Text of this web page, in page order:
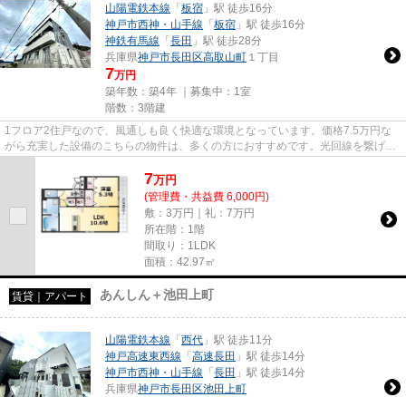
山陽電鉄本線 「 板宿 」駅 徒歩16分
神戸市西神・山手線 「 板宿 」駅 徒歩16分
神鉄有馬線 「 長田 」駅 徒歩28分
兵庫県神戸市長田区高取山町 １丁目
7万円
築年数：築4年 ｜募集中： 1室
階数：3階建
1フロア2住戸なので、風通しも良く快適な環境となっています。価格7.5万円な
がら充実した設備のこちらの物件は、多くの方におすすめです。光回線を繋げて
7万円
(管理費・共益費 6,000円)
敷：3万円｜礼：7万円
所在階：1階
間取り：1LDK
面積：42.97㎡
賃貸｜アパート あんしん＋池田上町
山陽電鉄本線 「 西代 」駅 徒歩11分
神戸高速東西線 「 高速長田 」駅 徒歩14分
神戸市西神・山手線 「 長田 」駅 徒歩14分
兵庫県神戸市長田区池田上町